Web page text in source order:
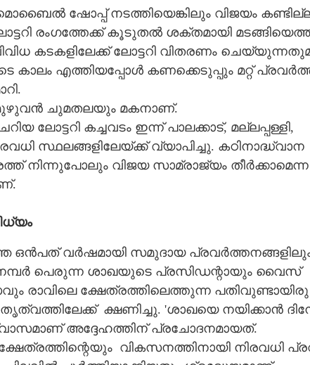
​ഷോപ്പ്​ ​ന​ട​ത്തി​യെ​ങ്കി​ലും​ ​വി​ജ​യം​
​രം​ഗ​ത്തേ​ക്ക് ​കൂ​ടു​ത​ൽ​ ​ശ​ക്ത​മാ​യി​
​ക​ട​ക​ളി​ലേ​ക്ക് ​ലോ​ട്ട​റി​ ​വി​ത​ര​ണം​
​എ​ത്തി​യ​പ്പോ​ൾ​ ​ക​ണ​ക്കെ​ടു​പ്പും​ ​മ​റ്റ്
​മു​ഴു​വ​ൻ​ ​ചു​മ​ത​ല​യും​ ​മ​ക​നാ​ണ്.
​ലോ​ട്ട​റി​ ​ക​ച്ച​വ​ടം​ ​ഇ​ന്ന് ​പാ​ല​ക്കാ​ട്,​ ​മ​ല്ല​പ്പ​ള്ളി,​
​സ്ഥ​ല​ങ്ങ​ളി​ലേ​യ്ക്ക് വ്യാ​പി​ച്ചു.​ ​ക​ഠി​നാ​ദ്ധ്വാ​ന​
​നി​ന്നു​പോ​ലും​ ​വി​ജ​യ​ ​സാ​മ്രാ​ജ്യം​ ​തീ​ർ​ക്കാ​മെ​ന്ന​
​ഒ​ൻ​പ​ത് ​വ​ർ​ഷ​മാ​യി​ ​സ​മു​ദാ​യ​ ​പ്ര​വ​ർ​ത്ത​ന​ങ്ങ​ളി​ലും​
​പെ​രു​ന്ന​ ​ശാ​ഖ​യു​ടെ​ ​പ്ര​സി​ഡ​ന്റാ​യും​ ​വൈ​സ്
​രാ​വി​ലെ​ ​ക്ഷേ​ത്ര​ത്തി​ലെ​ത്തു​ന്ന​ ​പ​തി​വു​ണ്ടാ​യി​രു​
ക്ഷ​ണി​ച്ചു.​ ​'​ശാ​ഖ​യെ​ ​ന​യി​ക്കാ​ൻ​
​അ​ദ്ദേ​ഹ​ത്തി​ന് ​പ്ര​ചോ​ദ​ന​മാ​യ​ത്.
​വി​ക​സ​ന​ത്തി​നാ​യി​ ​നി​ര​വ​ധി​